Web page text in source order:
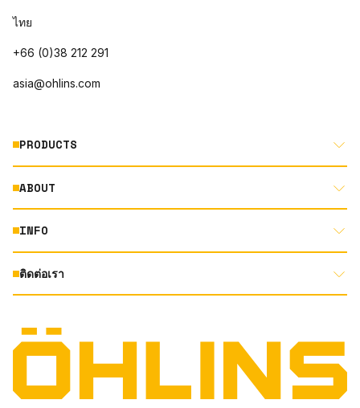
ไทย
+66 (0)38 212 291
asia@ohlins.com
PRODUCTS
MOTORCYCLE
AUTOMOTIVE
ABOUT
ABOUT US
RACING
TERMS AND CONDITIONS
PRIVACY STATEMENT
INFO
DOCUMENT LIBRARY
TECHNOLOGY
ORIGINAL EQUIPMENT
ติดต่อเรา
INSTAGRAM
FACEBOOK